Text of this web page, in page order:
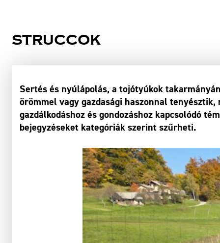
Struccok
Sertés és nyúlápolás, a tojótyúkok
örömmel vagy gazdasági haszonnal
gazdálkodáshoz és gondozáshoz kapcsolódó
bejegyzéseket kategóriák szerint szűrheti.